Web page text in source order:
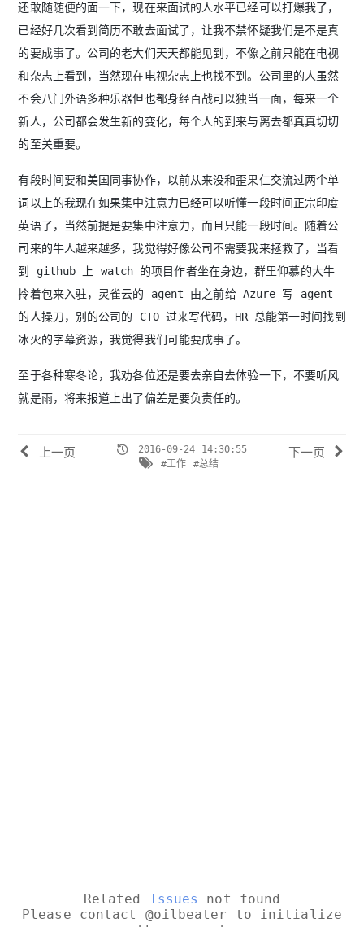
还敢随随便的面一下，现在来面试的人水平已经可以打爆我了，
已经好几次看到简历不敢去面试了，让我不禁怀疑我们是不是真
的要成事了。公司的老大们天天都能见到，不像之前只能在电视
和杂志上看到，当然现在电视杂志上也找不到。公司里的人虽然
不会八门外语多种乐器但也都身经百战可以独当一面，每来一个
新人，公司都会发生新的变化，每个人的到来与离去都真真切切
的至关重要。
有段时间要和美国同事协作，以前从来没和歪果仁交流过两个单
词以上的我现在如果集中注意力已经可以听懂一段时间正宗印度
英语了，当然前提是要集中注意力，而且只能一段时间。随着公
司来的牛人越来越多，我觉得好像公司不需要我来拯救了，当看
到 github 上 watch 的项目作者坐在身边，群里仰慕的大牛
拎着包来入驻，灵雀云的 agent 由之前给 Azure 写 agent
的人操刀，别的公司的 CTO 过来写代码，HR 总能第一时间找到
冰火的字幕资源，我觉得我们可能要成事了。
至于各种寒冬论，我劝各位还是要去亲自去体验一下，不要听风
就是雨，将来报道上出了偏差是要负责任的。
上一页
2016-09-24 14:30:55
#工作
#总结
下一页
Related Issues
not found
Please contact @oilbeater to initialize